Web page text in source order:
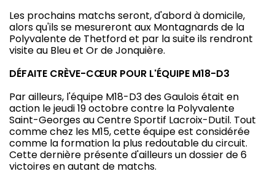
Les prochains matchs seront, d'abord à domicile,
alors qu'ils se mesureront aux Montagnards de la
Polyvalente de Thetford et par la suite ils rendront
visite au Bleu et Or de Jonquière.
DÉFAITE CRÈVE-CŒUR POUR L'ÉQUIPE M18-D3
Par ailleurs, l'équipe M18-D3 des Gaulois était en
action le jeudi 19 octobre contre la Polyvalente
Saint-Georges au Centre Sportif Lacroix-Dutil. Tout
comme chez les M15, cette équipe est considérée
comme la formation la plus redoutable du circuit.
Cette dernière présente d'ailleurs un dossier de 6
victoires en autant de matchs.